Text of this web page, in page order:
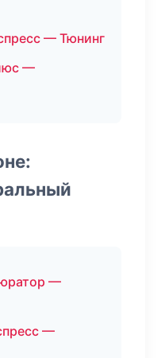
— Тюнинг
—
—
—